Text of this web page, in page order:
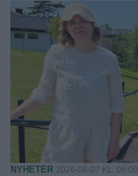
NYHETER 2026-08-07 KL. 06:00